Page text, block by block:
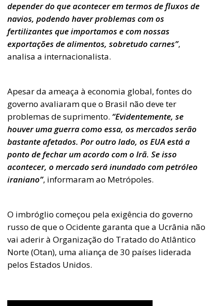
depender do que acontecer em termos de fluxos de
navios, podendo haver problemas com os
fertilizantes que importamos e com nossas
exportações de alimentos, sobretudo carnes”,
analisa a internacionalista.
Apesar da ameaça à economia global, fontes do
governo avaliaram que o Brasil não deve ter
problemas de suprimento. “Evidentemente, se
houver uma guerra como essa, os mercados serão
bastante afetados. Por outro lado, os EUA está a
ponto de fechar um acordo com o Irã. Se isso
acontecer, o mercado será inundado com petróleo
iraniano”, informaram ao Metrópoles.
O imbróglio começou pela exigência do governo
russo de que o Ocidente garanta que a Ucrânia não
vai aderir à Organização do Tratado do Atlântico
Norte (Otan), uma aliança de 30 países liderada
pelos Estados Unidos.